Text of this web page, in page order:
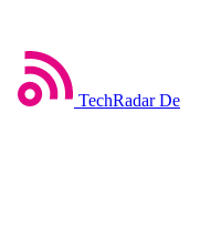
TechRadar De